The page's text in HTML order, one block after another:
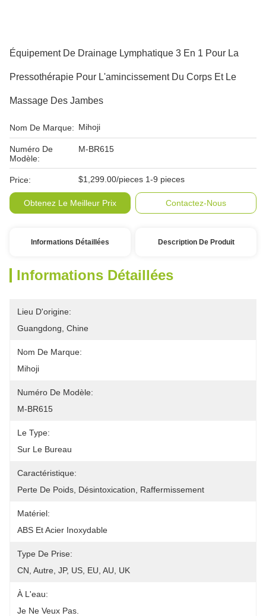
Équipement De Drainage Lymphatique 3 En 1 Pour La
Pressothérapie Pour L'amincissement Du Corps Et Le
Massage Des Jambes
Nom De Marque: Mihoji
Numéro De
Modèle:
M-BR615
Price: $1,299.00/pieces 1-9 pieces
Obtenez Le Meilleur Prix Contactez-Nous
Informations Détaillées Description De Produit
Informations Détaillées
Lieu D'origine:
Guangdong, Chine
Nom De Marque:
Mihoji
Numéro De Modèle:
M-BR615
Le Type:
Sur Le Bureau
Caractéristique:
Perte De Poids, Désintoxication, Raffermissement
Matériel:
ABS Et Acier Inoxydable
Type De Prise:
CN, Autre, JP, US, EU, AU, UK
À L'eau:
Je Ne Veux Pas.